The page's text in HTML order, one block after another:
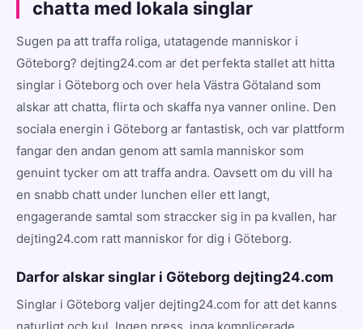
chatta med lokala singlar
Sugen pa att traffa roliga, utatagende manniskor i
Göteborg? dejting24.com ar det perfekta stallet att hitta
singlar i Göteborg och over hela Västra Götaland som
alskar att chatta, flirta och skaffa nya vanner online. Den
sociala energin i Göteborg ar fantastisk, och var plattform
fangar den andan genom att samla manniskor som
genuint tycker om att traffa andra. Oavsett om du vill ha
en snabb chatt under lunchen eller ett langt,
engagerande samtal som straccker sig in pa kvallen, har
dejting24.com ratt manniskor for dig i Göteborg.
Darfor alskar singlar i Göteborg dejting24.com
Singlar i Göteborg valjer dejting24.com for att det kanns